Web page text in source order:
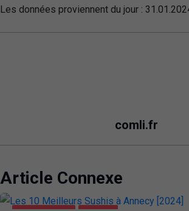
Les données proviennent du jour :
comli.fr
Article Connexe